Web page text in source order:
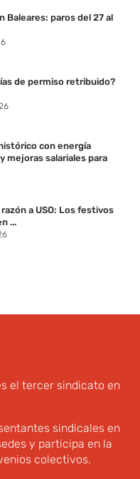
Baleares: paros del 27 al
de permiso retribuido?
con energía
mejoras salariales para
a USO: Los festivos
...
el tercer sindicato en
sindicales en
y participa en la
colectivos.